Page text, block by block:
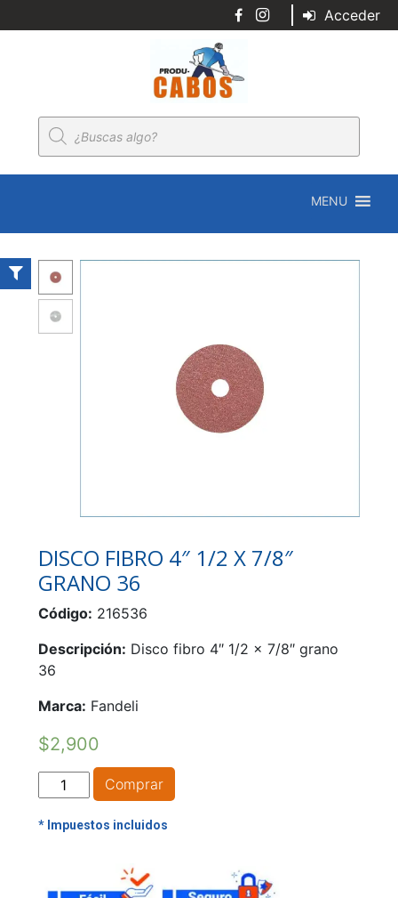
Acceder
Búsqueda
de
productos
MENU
DISCO FIBRO 4″ 1/2 X 7/8″
GRANO 36
Código: 216536
Descripción: Disco fibro 4″ 1/2 x 7/8″ grano
36
Marca: Fandeli
$2,900
DISCO
FIBRO
4"
7/8"
Comprar